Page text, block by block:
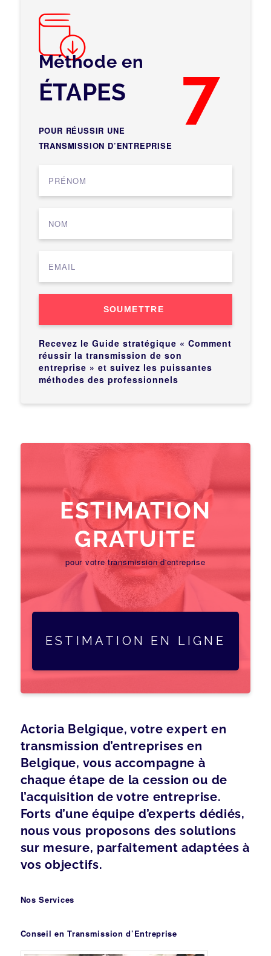
Méthode en 7
ÉTAPES
POUR RÉUSSIR UNE
TRANSMISSION D’ENTREPRISE
SOUMETTRE
Recevez le Guide stratégique « Comment
réussir la transmission de son
entreprise » et suivez les puissantes
méthodes des professionnels
ESTIMATION
GRATUITE
pour votre transmission d'entreprise
ESTIMATION EN LIGNE
Actoria Belgique, votre expert en
transmission d’entreprises en
Belgique, vous accompagne à
chaque étape de la cession ou de
l’acquisition de votre entreprise.
Forts d’une équipe d’experts dédiés,
nous vous proposons des solutions
sur mesure, parfaitement adaptées à
vos objectifs.
Nos Services
Conseil en Transmission d’Entreprise